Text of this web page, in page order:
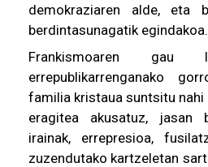
demokraziaren alde, eta
berdintasunagatik egindakoa.
Frankismoaren gau
errepublikarrenganako
familia kristaua suntsitu nahi
eragitea akusatuz, jasan
irainak, errepresioa,
zuzendutako kartzeletan